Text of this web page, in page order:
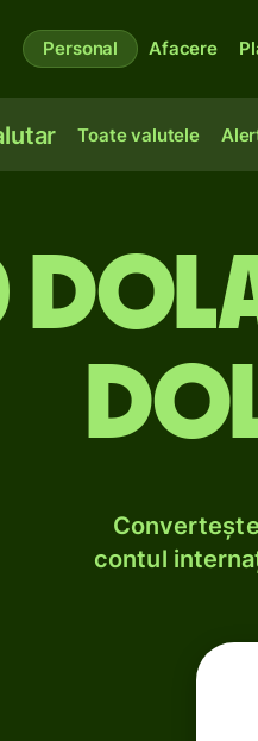
Personal Afacere
Toate valutele
contul